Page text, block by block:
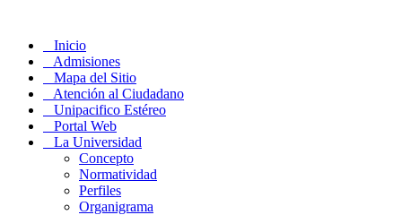
Inicio
Admisiones
Mapa del Sitio
Atención al Ciudadano
Unipacifico Estéreo
Portal Web
La Universidad
Concepto
Normatividad
Perfiles
Organigrama